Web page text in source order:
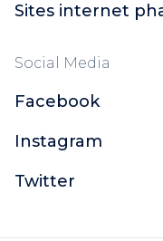
Sites internet
Social Media
Facebook
Instagram
Twitter